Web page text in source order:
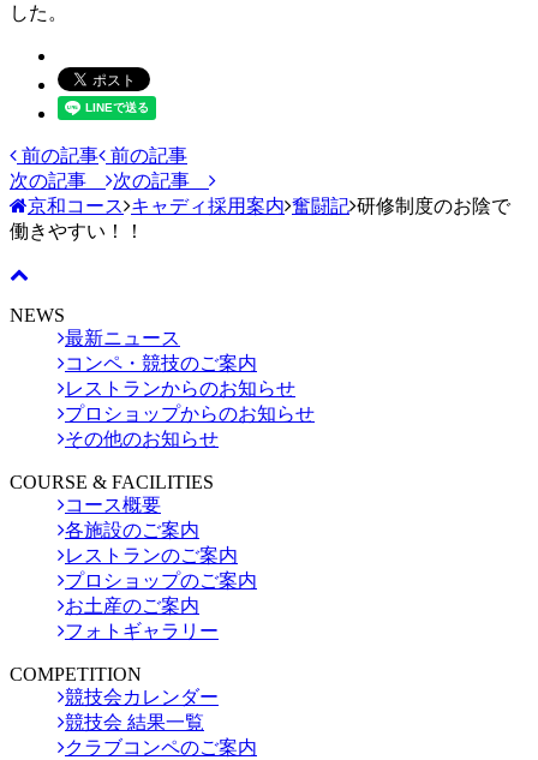
した。
前の記事 前の記事
次の記事
次の記事
京和コース キャディ採用案内 奮闘記 研修制度のお陰で
働きやすい！！
NEWS
最新ニュース
コンペ・競技のご案内
レストランからのお知らせ
プロショップからのお知らせ
その他のお知らせ
COURSE & FACILITIES
コース概要
各施設のご案内
レストランのご案内
プロショップのご案内
お土産のご案内
フォトギャラリー
COMPETITION
競技会カレンダー
競技会 結果一覧
クラブコンペのご案内